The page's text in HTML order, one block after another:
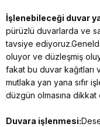
İşlenebileceği duvar
pürüzlü duvarlarda ve
tavsiye
oluyor ve düzleşmiş
fakat bu duvar
mutlaka yan yana sıfır
düzgün olmasına dikkat
Duvara işlenmesi: